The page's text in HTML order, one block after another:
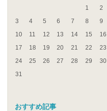
1
2
3
4 5 6 7 8
9
10
11 12 13 14 15
16
17
18 19 20 21 22
23
24
25 26 27 28 29
30
31
おすすめ記事